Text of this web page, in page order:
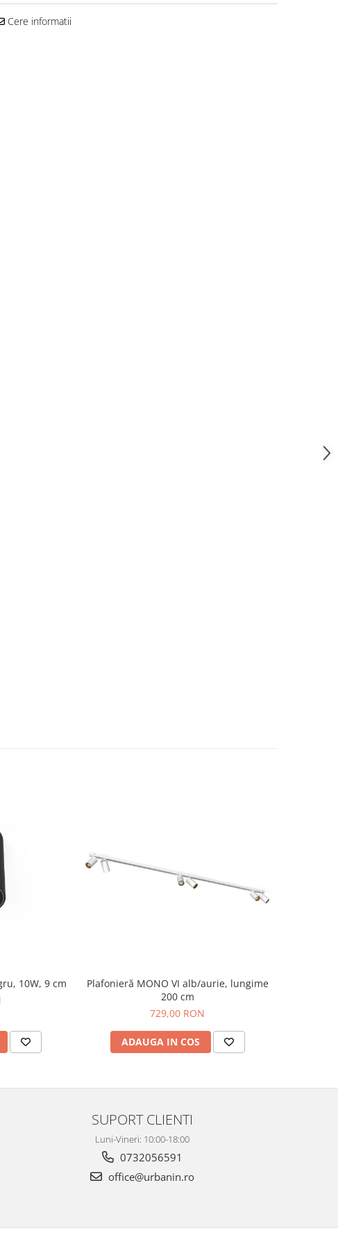
Cere informatii
10W, 9 cm
Plafonieră MONO VI alb/aurie, lungime
200 cm
729,00 RON
ADAUGA IN COS
SUPORT CLIENTI
Luni-Vineri: 10:00-18:00
0732056591
office@urbanin.ro